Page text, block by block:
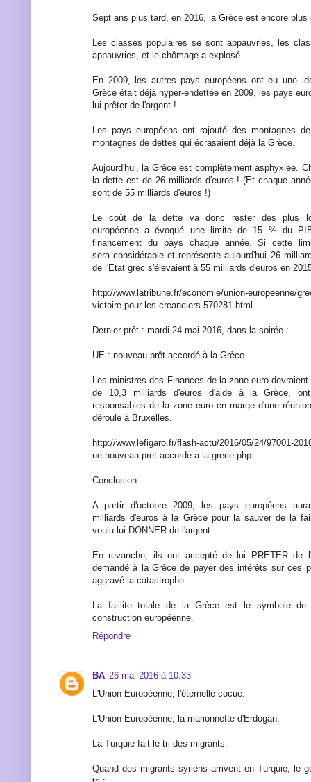
Sept ans plus tard, en 2016, la Grèce est encore plus
Les classes populaires se sont appauvries, les
appauvries, et le chômage a explosé.
En 2009, les autres pays européens ont eu une
Grèce était déjà hyper-endettée en 2009, les pays
lui prêter de l'argent !
Les pays européens ont rajouté des montagnes
montagnes de dettes qui écrasaient déjà la Grèce.
Aujourd'hui, la Grèce est complètement asphyxiée.
la dette est de 26 milliards d'euros ! (Et chaque
sont de 55 milliards d'euros !)
Le coût de la dette va donc rester des plus
européenne a évoqué une limite de 15 % du
financement du pays chaque année. Si cette
sera considérable et représente aujourd'hui 26
de l'Etat grec s'élevaient à 55 milliards d'euros en
http://www.latribune.fr/economie/union-europeenne/
victoire-pour-les-creanciers-570281.html
Dernier prêt : mardi 24 mai 2016, dans la soirée :
UE : nouveau prêt accordé à la Grèce.
Les ministres des Finances de la zone euro
de 10,3 milliards d'euros d'aide à la Grèce,
responsables de la zone euro en marge d'une
déroule à Bruxelles.
http://www.lefigaro.fr/flash-actu/2016/05/24/97001-
ue-nouveau-pret-accorde-a-la-grece.php
Conclusion :
A partir d'octobre 2009, les pays européens
milliards d'euros à la Grèce pour la sauver de la
voulu lui DONNER de l'argent.
En revanche, ils ont accepté de lui PRETER de
demandé à la Grèce de payer des intérêts sur ces
aggravé la catastrophe.
La faillite totale de la Grèce est le symbole
construction européenne.
Répondre
BA 26 mai 2016 à 10:33
L'Union Européenne, l'éternelle cocue.
L'Union Européenne, la marionnette d'Erdogan.
La Turquie fait le tri des migrants.
Quand des migrants syriens arrivent en Turquie, le